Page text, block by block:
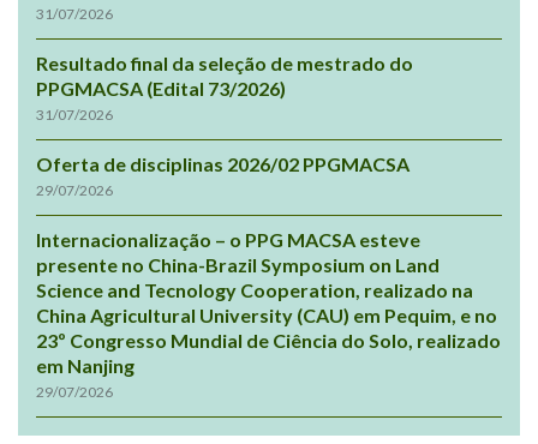
31/07/2026
Resultado final da seleção de mestrado do
PPGMACSA (Edital 73/2026)
31/07/2026
Oferta de disciplinas 2026/02 PPGMACSA
29/07/2026
Internacionalização – o PPG MACSA esteve
presente no China-Brazil Symposium on Land
Science and Tecnology Cooperation, realizado na
China Agricultural University (CAU) em Pequim, e no
23º Congresso Mundial de Ciência do Solo, realizado
em Nanjing
29/07/2026